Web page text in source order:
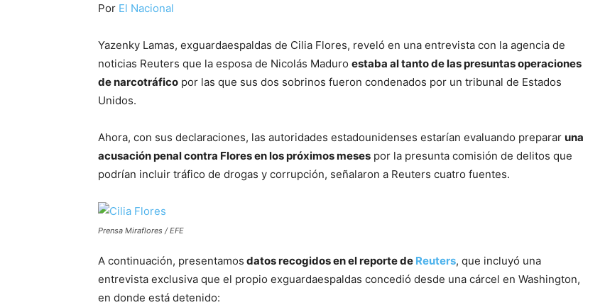
Por El Nacional
Yazenky Lamas, exguardaespaldas de Cilia Flores, reveló en una entrevista con la agencia de
noticias Reuters que la esposa de Nicolás Maduro estaba al tanto de las presuntas operaciones
de narcotráfico por las que sus dos sobrinos fueron condenados por un tribunal de Estados
Unidos.
Ahora, con sus declaraciones, las autoridades estadounidenses estarían evaluando preparar una
acusación penal contra Flores en los próximos meses por la presunta comisión de delitos que
podrían incluir tráfico de drogas y corrupción, señalaron a Reuters cuatro fuentes.
Prensa Miraflores / EFE
A continuación, presentamos datos recogidos en el reporte de Reuters, que incluyó una
entrevista exclusiva que el propio exguardaespaldas concedió desde una cárcel en Washington,
en donde está detenido: